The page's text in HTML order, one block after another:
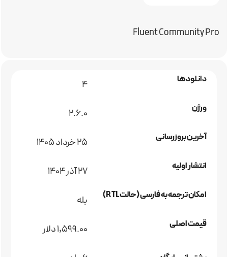
Fluent Community Pro
دانلودها 4
ورژن 2.6.0
آخرین بروزرسانی 25 خرداد 1405
انتشار اولیه 27 آذر 1404
امکان ترجمه به فارسی (حالت RTL) بله
قیمت اصلی 1,599.00 دلار